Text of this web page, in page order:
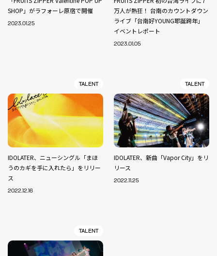
SHOP」がラフォーレ原宿で開催
2023.01.25
万人が熱狂！ 台南のカウントダウン
ライブ「台南好YOUNG耶誕跨年」
イベントレポート
2023.01.05
TALENT
IDOLATER、ニューシングル「まほ
うのカギを手に入れたら」をリリー
ス
2022.12.16
TALENT
IDOLATER、新曲「Vapor City」をリ
リース
2022.11.25
TALENT